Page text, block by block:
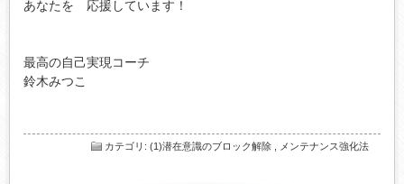
あなたを　応援しています！
最高の自己実現コーチ
鈴木みつこ
カテゴリ : (1)潜在意識のブロック解除, メンテナンス強化法